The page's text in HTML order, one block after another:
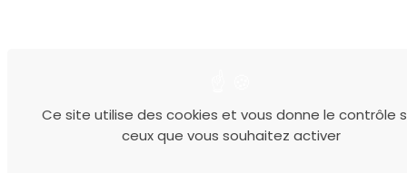
Ce site utilise des cookies et vous donne le contrôle
ceux que vous souhaitez activer